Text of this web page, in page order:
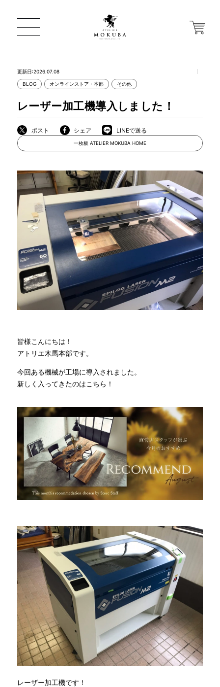
店舗から探す
MOKUBA について
商品情報
直営店
イベント
全商品一覧
納品事例
INFORMATION
MOKUBA CHANNEL
よくあるご質問
お問い合わせ
更新日:2026.07.08
BLOG オンラインストア・本部 その他
レーザー加工機導入しました！
ポスト シェア LINEで送る
一枚板 ATELIER MOKUBA HOME
皆様こんにちは！
アトリエ木馬本部です。
今回ある機械が工場に導入されました。
新しく入ってきたのはこちら！
レーザー加工機です！